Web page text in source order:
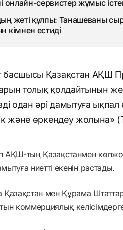
онлайн-сервистер жұмыс
жеті құлпы: Танашеваны
кімнен естиді
Қазақстан АҚШ
толық қолдайтынын
одан әрі дамытуға
және өркендеу жолына»
АҚШ-тың Қазақстанмен
ниетті екенін растады.
Қазақстан мен Құрама
коммерциялық